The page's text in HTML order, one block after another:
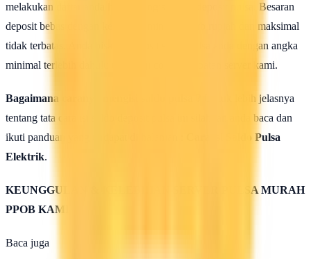
melakukan daftar anda harus mengisi saldo deposit pulsa. Besaran
deposit bebas dengan ketentuan minimal 50rb rupiah dan maksimal
tidak terbatas. Anda bisa isi deposit saldo pulsa anda dengan angka
minimal terlebih dahulu untuk uji coba kehebatan server kami.
Bagaimana caranya mengisi saldo pulsa ?
Untuk lebih jelasnya
tentang tata cara isi saldo deposit pulsa ini silahkan anda baca dan
ikuti panduan yang terdapat di halaman :
Cara isi Saldo Pulsa
Elektrik.
KEUNGGULAN & KELEBIHAN SERVER PULSA MURAH
PPOB KAMI
Baca juga